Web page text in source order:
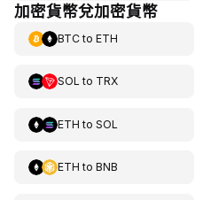
加密貨幣兌加密貨幣
BTCto ETH
SOL to TRX
ETH to SOL
ETH to BNB